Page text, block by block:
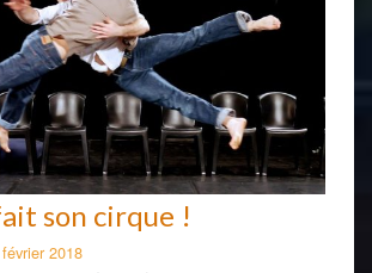
son cirque !
février 2018